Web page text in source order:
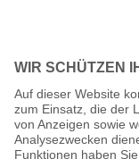
VO
Versand